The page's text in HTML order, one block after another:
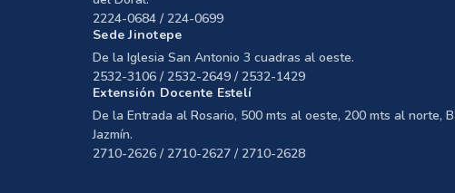
2224-0684 / 224-0699
Sede Jinotepe
De la Iglesia San Antonio 3 cuadras al oeste.
2532-3106 / 2532-2649 / 2532-1429
Extensión Docente Estelí
De la Entrada al Rosario, 500 mts al oeste, 200 mts al norte,
Jazmín.
2710-2626 / 2710-2627 / 2710-2628